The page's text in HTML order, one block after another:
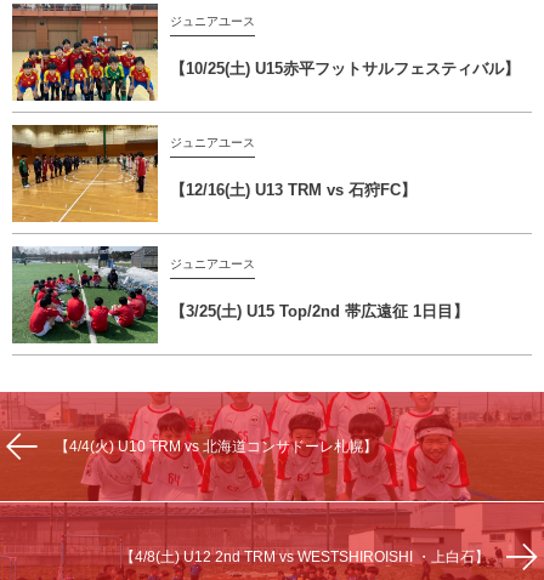
ジュニアユース
【10/25(土) U15赤平フットサルフェスティバル】
ジュニアユース
【12/16(土) U13 TRM vs 石狩FC】
ジュニアユース
【3/25(土) U15 Top/2nd 帯広遠征 1日目】
【4/4(火) U10 TRM vs 北海道コンサドーレ札幌】
【4/8(土) U12 2nd TRM vs WESTSHIROISHI ・上白石】